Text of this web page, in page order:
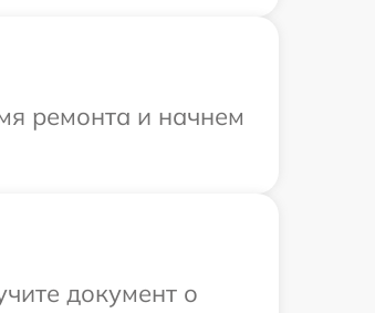
ремонта и начнем
документ о